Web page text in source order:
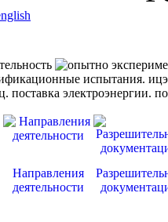
Направления
деятельности